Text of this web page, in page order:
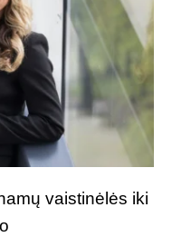
vaistinėlės iki